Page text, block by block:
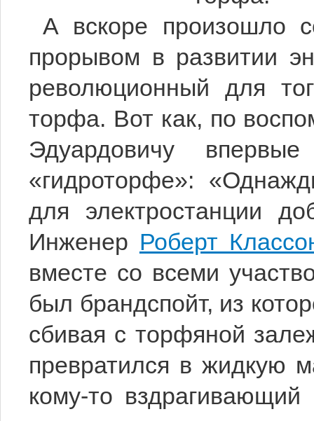
А вскоре произошло
прорывом в развитии
революционный для
торфа. Вот как, по
Эдуардовичу
«гидроторфе»:
для электростанции
Инженер Роберт
вместе со всеми
был брандспойт, из
сбивая с торфяной
превратился в жидкую
кому-то